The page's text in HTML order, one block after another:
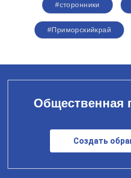
#сторонники
#Приморскийкрай
Общественная
Создать